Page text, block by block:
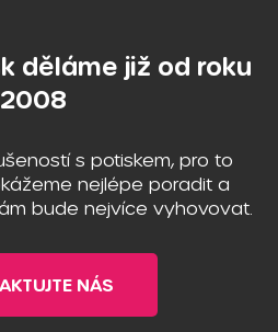
děláme již od roku
2008
s potiskem, pro to
nejlépe poradit a
bude nejvíce vyhovovat.
NÁS